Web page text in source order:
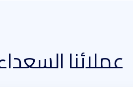
عملائنا